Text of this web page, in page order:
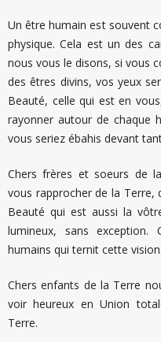
Un être humain est souvent
physique. Cela est un des
nous vous le disons, si vous
des êtres divins, vos yeux
Beauté, celle qui est en
rayonner autour de chaque
vous seriez ébahis devant
Chers frères et soeurs de
vous rapprocher de la Terre,
Beauté qui est aussi la
lumineux, sans exception.
humains qui ternit cette vision.
Chers enfants de la Terre
voir heureux en Union
Terre.